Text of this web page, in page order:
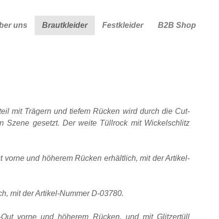
uns Brautkleider Festkleider B2B Shop
mit Trägern und tiefem Rücken wird durch die Cut-
Szene gesetzt. Der weite Tüllrock mit Wickelschlitz
und höherem Rücken erhältlich, mit der Artikel-
mit der Artikel-Nummer D-03780.
vorne und höherem Rücken, und mit Glitzertüll